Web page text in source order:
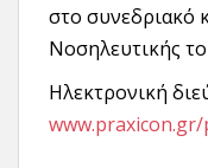
στο συνεδριακό
Νοσηλευτικής
Ηλεκτρονική